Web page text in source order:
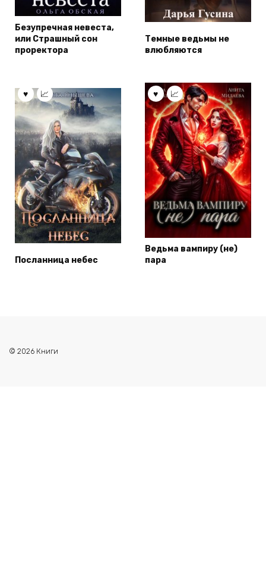
Безупречная невеста,
или Страшный сон
проректора
Темные ведьмы не
влюбляются
Посланница небес
Ведьма вампиру (не)
пара
© 2026 Книги